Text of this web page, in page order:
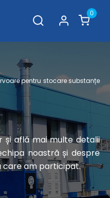
0
pentru stocare substanțe
și află mai multe detalii
noastră și despre
care am participat.